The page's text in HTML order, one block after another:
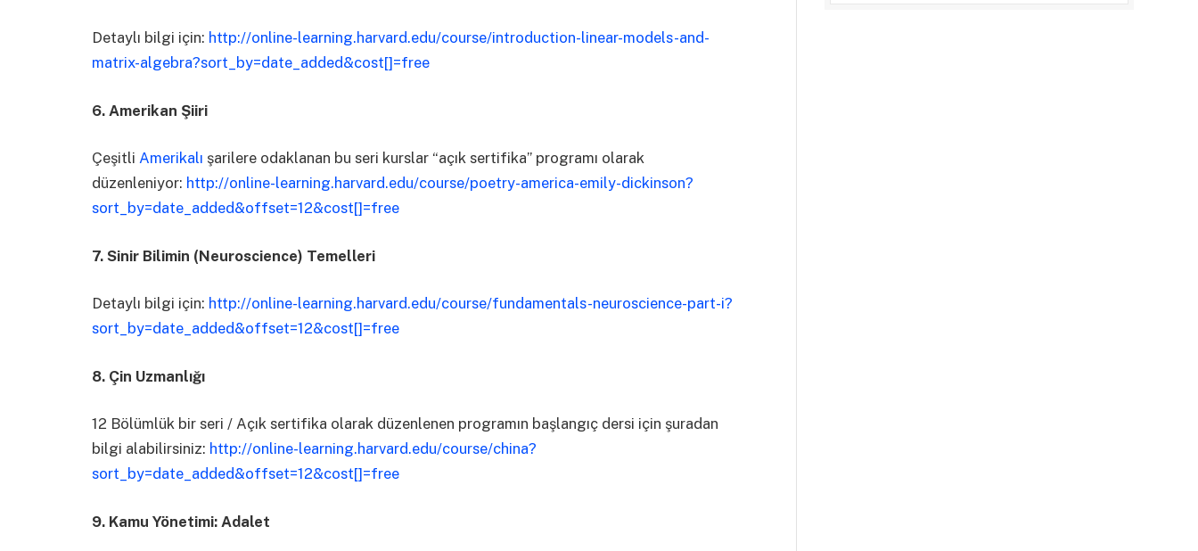
Detaylı bilgi için: http://online-learning.harvard.edu/course/introduction-linear-models-and-
matrix-algebra?sort_by=date_added&cost[]=free
6. Amerikan Şiiri
Çeşitli Amerikalı şarilere odaklanan bu seri kurslar “açık sertifika” programı olarak
düzenleniyor: http://online-learning.harvard.edu/course/poetry-america-emily-dickinson?
sort_by=date_added&offset=12&cost[]=free
7. Sinir Bilimin (Neuroscience) Temelleri
Detaylı bilgi için: http://online-learning.harvard.edu/course/fundamentals-neuroscience-part-i?
sort_by=date_added&offset=12&cost[]=free
8. Çin Uzmanlığı
12 Bölümlük bir seri / Açık sertifika olarak düzenlenen programın başlangıç dersi için şuradan
bilgi alabilirsiniz: http://online-learning.harvard.edu/course/china?
sort_by=date_added&offset=12&cost[]=free
9. Kamu Yönetimi: Adalet